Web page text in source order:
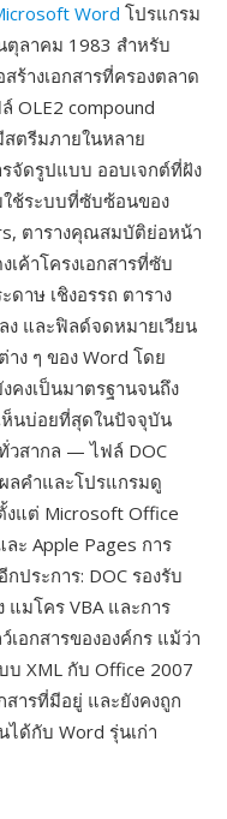
Word โปรแกรม
ตุลาคม 1983 สำหรับ
ร้างเอกสารที่ครองตลาด
OLE2 compound
ตรีมภายในหลาย
จัดรูปแบบ ออบเจกต์ที่ฝัง
ช้ระบบที่ซับซ้อนของ
ตารางคุณสมบัติย่อหน้า
ค้าโครงเอกสารที่ซับ
าษ เชิงอรรถ ตาราง
ง และฟิลด์จดหมายเวียน
ง ๆ ของ Word โดย
คงเป็นมาตรฐานจนถึง
ห็นบ่อยที่สุดในปัจจุบัน
วสากล — ไฟล์ DOC
ลคำและโปรแกรมดู
แต่ Microsoft Office
ะ Apple Pages การ
ประการ: DOC รองรับ
แมโคร VBA และการ
อกสารขององค์กร แม้ว่า
บ XML กับ Office 2007
สารที่มีอยู่ และยังคงถูก
ด้กับ Word รุ่นเก่า